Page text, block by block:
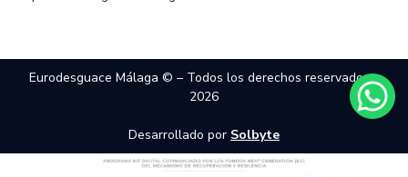
Eurodesguace Málaga © – Todos los derechos reservados –
2026
Desarrollado por Solbyte